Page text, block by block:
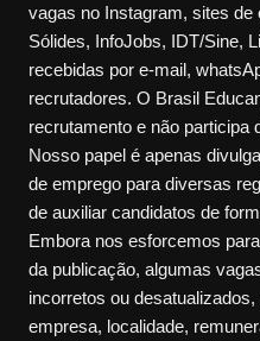
vagas no Instagram, sites
Sólides, InfoJobs, IDT/Sine,
recebidas por e-mail,
recrutadores. O Brasil
recrutamento e não participa
Nosso papel é apenas
de emprego para diversas
de auxiliar candidatos de
Embora nos esforcemos
da publicação, algumas
incorretos ou
empresa, localidade,